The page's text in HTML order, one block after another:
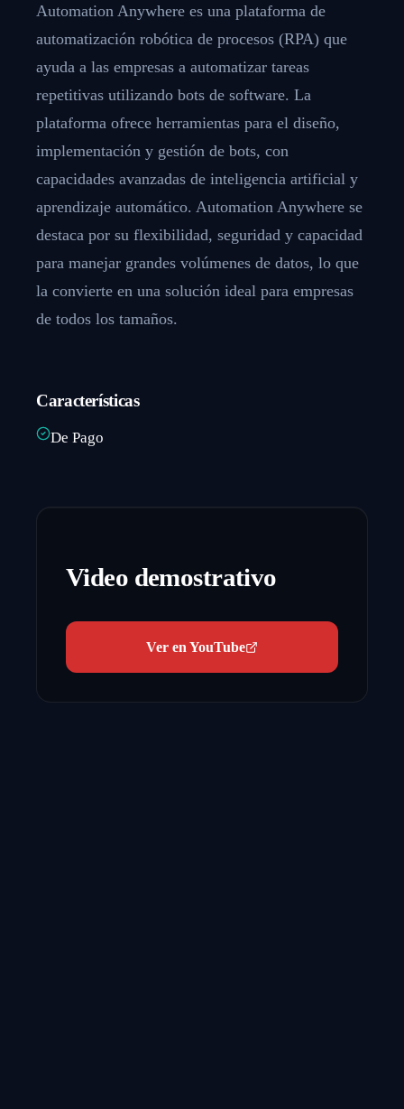
Automation Anywhere es una plataforma de
automatización robótica de procesos (RPA) que
ayuda a las empresas a automatizar tareas
repetitivas utilizando bots de software. La
plataforma ofrece herramientas para el diseño,
implementación y gestión de bots, con
capacidades avanzadas de inteligencia artificial y
aprendizaje automático. Automation Anywhere se
destaca por su flexibilidad, seguridad y capacidad
para manejar grandes volúmenes de datos, lo que
la convierte en una solución ideal para empresas
de todos los tamaños.
Características
De Pago
Video demostrativo
Ver en YouTube